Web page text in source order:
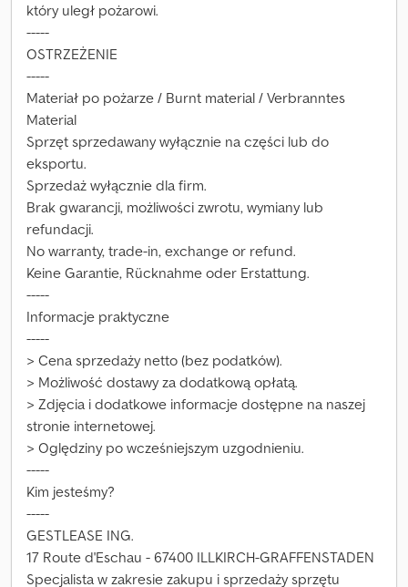
który uległ pożarowi.
-----
OSTRZEŻENIE
-----
Materiał po pożarze / Burnt material / Verbranntes
Material
Sprzęt sprzedawany wyłącznie na części lub do
eksportu.
Sprzedaż wyłącznie dla firm.
Brak gwarancji, możliwości zwrotu, wymiany lub
refundacji.
No warranty, trade-in, exchange or refund.
Keine Garantie, Rücknahme oder Erstattung.
-----
Informacje praktyczne
-----
> Cena sprzedaży netto (bez podatków).
> Możliwość dostawy za dodatkową opłatą.
> Zdjęcia i dodatkowe informacje dostępne na naszej
stronie internetowej.
> Oględziny po wcześniejszym uzgodnieniu.
-----
Kim jesteśmy?
-----
GESTLEASE ING.
17 Route d'Eschau - 67400 ILLKIRCH-GRAFFENSTADEN
Specjalista w zakresie zakupu i sprzedaży sprzętu